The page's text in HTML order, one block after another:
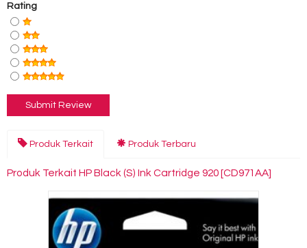
Rating
Produk Terkait Produk Terbaru
Produk Terkait HP Black (S) Ink Cartridge 920 [CD971AA]